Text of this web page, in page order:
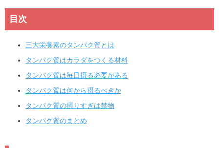
目次
三大栄養素のタンパク質とは
タンパク質はカラダをつくる材料
タンパク質は毎日摂る必要がある
タンパク質は何から摂るべきか
タンパク質の摂りすぎは禁物
タンパク質のまとめ